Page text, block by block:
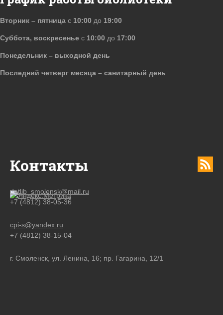
Контакты
detlib_smolensk@mail.ru
+7 (4812) 38-05-36
cpi-s@yandex.ru
+7 (4812) 38-15-04
г. Смоленск, ул. Ленина, 16; пр. Гагарина, 12/1
Вторник – пятница с 10:00 до 19:00
Суббота, воскресенье с 10:00 до 17:00
Понедельник – выходной день
Последний четверг месяца – санитарный день